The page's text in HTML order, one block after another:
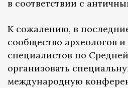
в соответствии с
К сожалению, в
сообщество археологов
специалистов по
организовать
международную